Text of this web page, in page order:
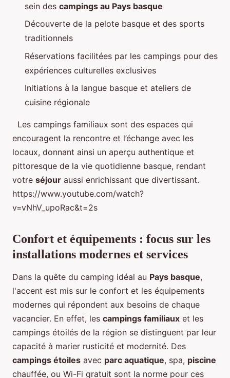
sein des campings au Pays basque
Découverte de la pelote basque et des sports
traditionnels
Réservations facilitées par les campings pour des
expériences culturelles exclusives
Initiations à la langue basque et ateliers de
cuisine régionale
Les campings familiaux sont des espaces qui
encouragent la rencontre et l’échange avec les
locaux, donnant ainsi un aperçu authentique et
pittoresque de la vie quotidienne basque, rendant
votre séjour aussi enrichissant que divertissant.
https://www.youtube.com/watch?
v=vNhV_upoRac&t=2s
Confort et équipements : focus sur les
installations modernes et services
Dans la quête du camping idéal au Pays basque,
l'accent est mis sur le confort et les équipements
modernes qui répondent aux besoins de chaque
vacancier. En effet, les campings familiaux et les
campings étoilés de la région se distinguent par leur
capacité à marier rusticité et modernité. Des
campings étoiles avec parc aquatique, spa, piscine
chauffée, ou Wi-Fi gratuit sont la norme pour ces